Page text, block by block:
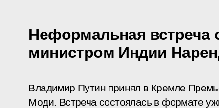
Неформальная встреча
министром Индии
Владимир Путин принял в Кремле
Моди. Встреча состоялась в формате